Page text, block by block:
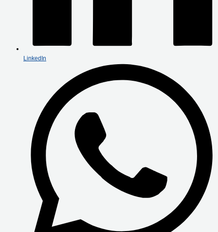
LinkedIn